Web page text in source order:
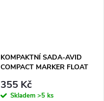
KOMPAKTNÍ SADA-AVID
COMPACT MARKER FLOAT
355 Kč
Skladem >5 ks